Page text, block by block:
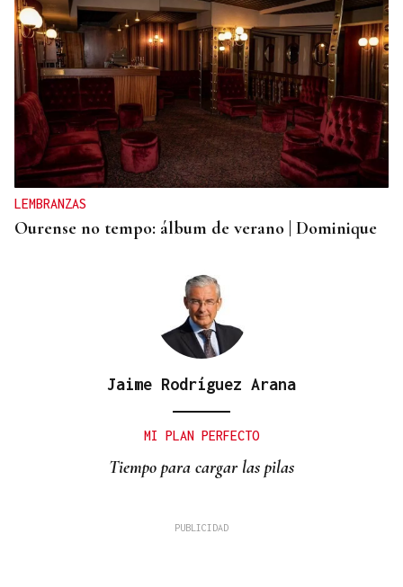
LEMBRANZAS
Ourense no tempo: álbum de verano | Dominique
Jaime Rodríguez Arana
MI PLAN PERFECTO
Tiempo para cargar las pilas